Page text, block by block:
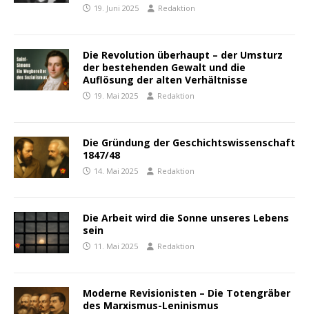
19. Juni 2025 Redaktion
Die Revolution überhaupt – der Umsturz
der bestehenden Gewalt und die
Auflösung der alten Verhältnisse
19. Mai 2025 Redaktion
Die Gründung der Geschichtswissenschaft
1847/48
14. Mai 2025 Redaktion
Die Arbeit wird die Sonne unseres Lebens
sein
11. Mai 2025 Redaktion
Moderne Revisionisten – Die Totengräber
des Marxismus-Leninismus